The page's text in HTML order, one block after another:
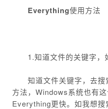
Everything使用方法
1.知道文件的关键字，
知道文件关键字，去搜
方法，Windows系统也有
Everything更快。如我想搜